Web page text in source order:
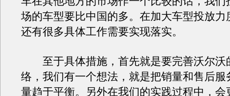
场的车型要比中国的多。在加大车型投放力
还有很多具体工作需要实现落实。
至于具体措施，首先就是要完善沃尔沃
络，我们有一个想法，就是把销量和售后服
量趋于平衡。另外在我们的实践过程中，会